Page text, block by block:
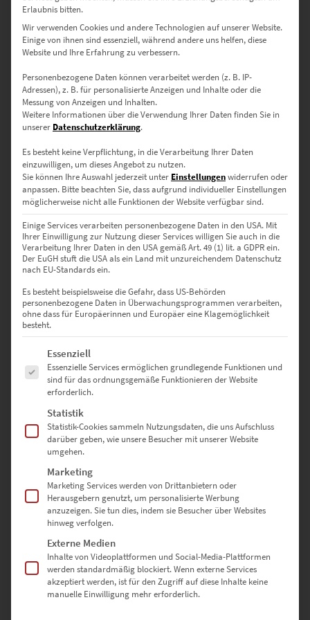
EZ00298 Stairway to Heaven
Enthält 19% Mwst.
zzgl.Versand
Lieferzeit: ca. 10 Werktage
Dieses Produkt weist mehrere Varianten auf. Die Optionen können auf der Produktseite gewählt werden
EZ00297 Waiting for the Storm
€24,90– €999,00
Enthält 19% Mwst.
Erlaubnis bitten.
Wir verwenden Cookies und andere Technologien auf unserer Website.
Einige von ihnen sind essenziell, während andere uns helfen, diese
Website und Ihre Erfahrung zu verbessern.
Personenbezogene Daten können verarbeitet werden (z. B. IP-
Adressen), z. B. für personalisierte Anzeigen und Inhalte oder die
Messung von Anzeigen und Inhalten.
Weitere Informationen über die Verwendung Ihrer Daten finden Sie in
unserer Datenschutzerklärung.
Es besteht keine Verpflichtung, in die Verarbeitung Ihrer Daten
einzuwilligen, um dieses Angebot zu nutzen.
Sie können Ihre Auswahl jederzeit unter Einstellungenwiderrufen oder
anpassen. Bitte beachten Sie, dass aufgrund individueller Einstellungen
möglicherweise nicht alle Funktionen der Website verfügbar sind.
Einige Services verarbeiten personenbezogene Daten in den USA. Mit
Ihrer Einwilligung zur Nutzung dieser Services willigen Sie auch in die
Verarbeitung Ihrer Daten in den USA gemäß Art. 49 (1) lit. a GDPR ein.
Der EuGH stuft die USA als ein Land mit unzureichendem Datenschutz
nach EU-Standards ein.
Es besteht beispielsweise die Gefahr, dass US-Behörden
personenbezogene Daten in Überwachungsprogrammen verarbeiten,
ohne dass für Europäerinnen und Europäer eine Klagemöglichkeit
besteht.
Es folgt eine Liste der Service-Gruppen, für die eine Einwilligung
Essenziell
Essenzielle Services ermöglichen grundlegende Funktionen und
sind für das ordnungsgemäße Funktionieren der Website
erforderlich.
Statistik
Statistik-Cookies sammeln Nutzungsdaten, die uns Aufschluss
darüber geben, wie unsere Besucher mit unserer Website
umgehen.
Marketing
Marketing Services werden von Drittanbietern oder
Herausgebern genutzt, um personalisierte Werbung
anzuzeigen. Sie tun dies, indem sie Besucher über Websites
hinweg verfolgen.
Externe Medien
Inhalte von Videoplattformen und Social-Media-Plattformen
werden standardmäßig blockiert. Wenn externe Services
akzeptiert werden, ist für den Zugriff auf diese Inhalte keine
manuelle Einwilligung mehr erforderlich.